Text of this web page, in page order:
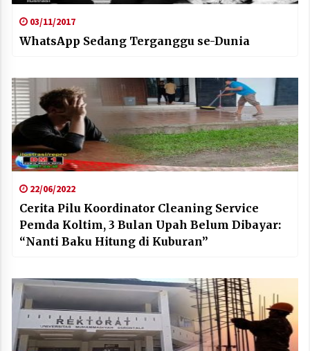
03/11/2017
WhatsApp Sedang Terganggu se-Dunia
22/06/2022
Cerita Pilu Koordinator Cleaning Service
Pemda Koltim, 3 Bulan Upah Belum Dibayar:
“Nanti Baku Hitung di Kuburan”